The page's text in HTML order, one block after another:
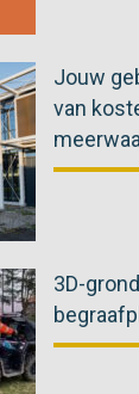
Jouw
van
3D-